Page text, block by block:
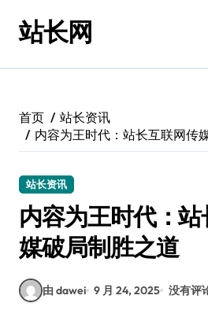
站长网
首页
站长资讯
内容为王时代：站长互联网传
站长资讯
内容为王时代：
媒破局制胜之道
由 dawei 9 月 24, 2025 没有评